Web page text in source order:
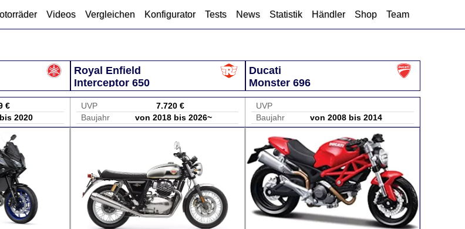
Videos Vergleichen Konfigurator Tests News Statistik Händler Shop Team
Royal Enfield
Interceptor 650
Ducati
Monster 696
€
2020
UVP
7.720 €
Baujahr
von 2018 bis 2026~
UVP
Baujahr
von 2008 bis 2014